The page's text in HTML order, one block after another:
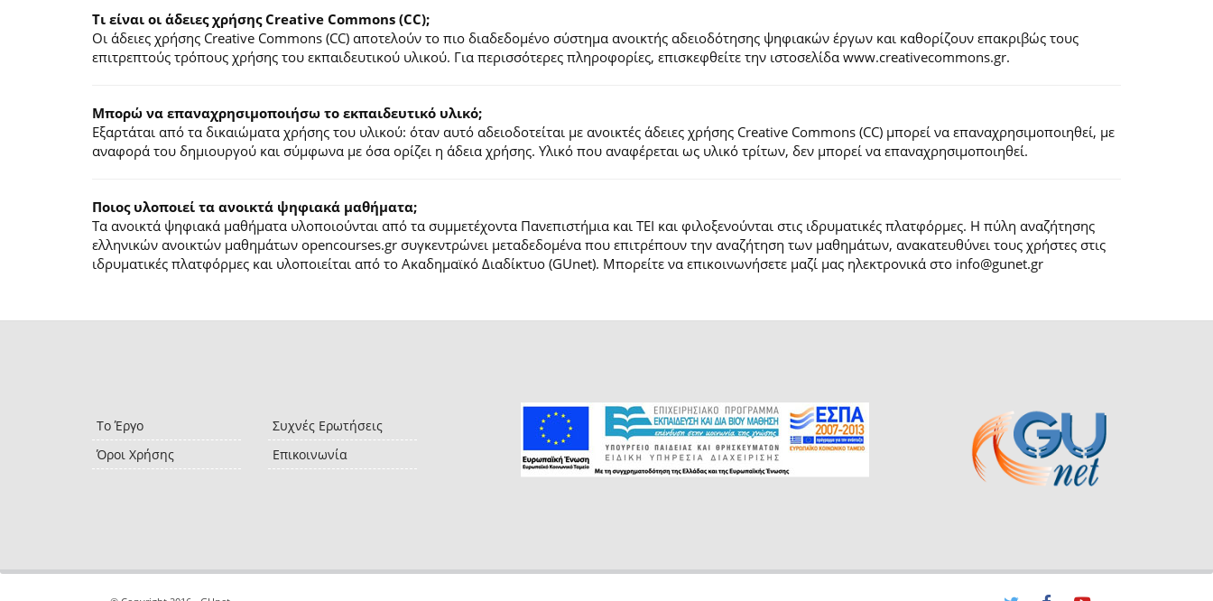
Τι είναι οι άδειες χρήσης Creative Commons (CC);
Οι άδειες χρήσης Creative Commons (CC) αποτελούν το πιο διαδεδομένο σύστημα ανοικτής αδειοδότησης ψηφιακών έργων και καθορίζουν επακριβώς τους
επιτρεπτούς τρόπους χρήσης του εκπαιδευτικού υλικού. Για περισσότερες πληροφορίες, επισκεφθείτε την ιστοσελίδα www.creativecommons.gr.
Mπορώ να επαναχρησιμοποιήσω το εκπαιδευτικό υλικό;
Εξαρτάται από τα δικαιώματα χρήσης του υλικού: όταν αυτό αδειοδοτείται με ανοικτές άδειες χρήσης Creative Commons (CC) μπορεί να επαναχρησιμοποιηθεί, με
αναφορά του δημιουργού και σύμφωνα με όσα ορίζει η άδεια χρήσης. Υλικό που αναφέρεται ως υλικό τρίτων, δεν μπορεί να επαναχρησιμοποιηθεί.
Ποιος υλοποιεί τα ανοικτά ψηφιακά μαθήματα;
Τα ανοικτά ψηφιακά μαθήματα υλοποιούνται από τα συμμετέχοντα Πανεπιστήμια και ΤΕΙ και φιλοξενούνται στις ιδρυματικές πλατφόρμες. H πύλη αναζήτησης
ελληνικών ανοικτών μαθημάτων opencourses.gr συγκεντρώνει μεταδεδομένα που επιτρέπουν την αναζήτηση των μαθημάτων, ανακατευθύνει τους χρήστες στις
ιδρυματικές πλατφόρμες και υλοποιείται από το Ακαδημαϊκό Διαδίκτυο (GUnet). Μπορείτε να επικοινωνήσετε μαζί μας ηλεκτρονικά στο info@gunet.gr
Το Έργο
Όροι Χρήσης
Συχνές Ερωτήσεις
Επικοινωνία